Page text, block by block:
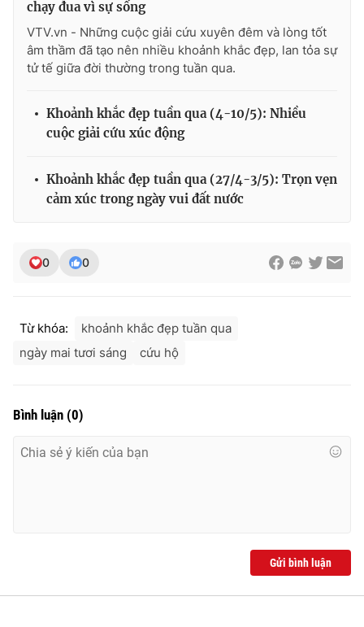
chạy đua vì sự sống
VTV.vn - Những cuộc giải cứu xuyên đêm và lòng tốt
âm thầm đã tạo nên nhiều khoảnh khắc đẹp, lan tỏa sự
tử tế giữa đời thường trong tuần qua.
Khoảnh khắc đẹp tuần qua (4-10/5): Nhiều
cuộc giải cứu xúc động
Khoảnh khắc đẹp tuần qua (27/4-3/5): Trọn vẹn
cảm xúc trong ngày vui đất nước
0 0
Từ khóa:
khoảnh khắc đẹp tuần qua
ngày mai tươi sáng
cứu hộ
Bình luận (0)
Gửi bình luận